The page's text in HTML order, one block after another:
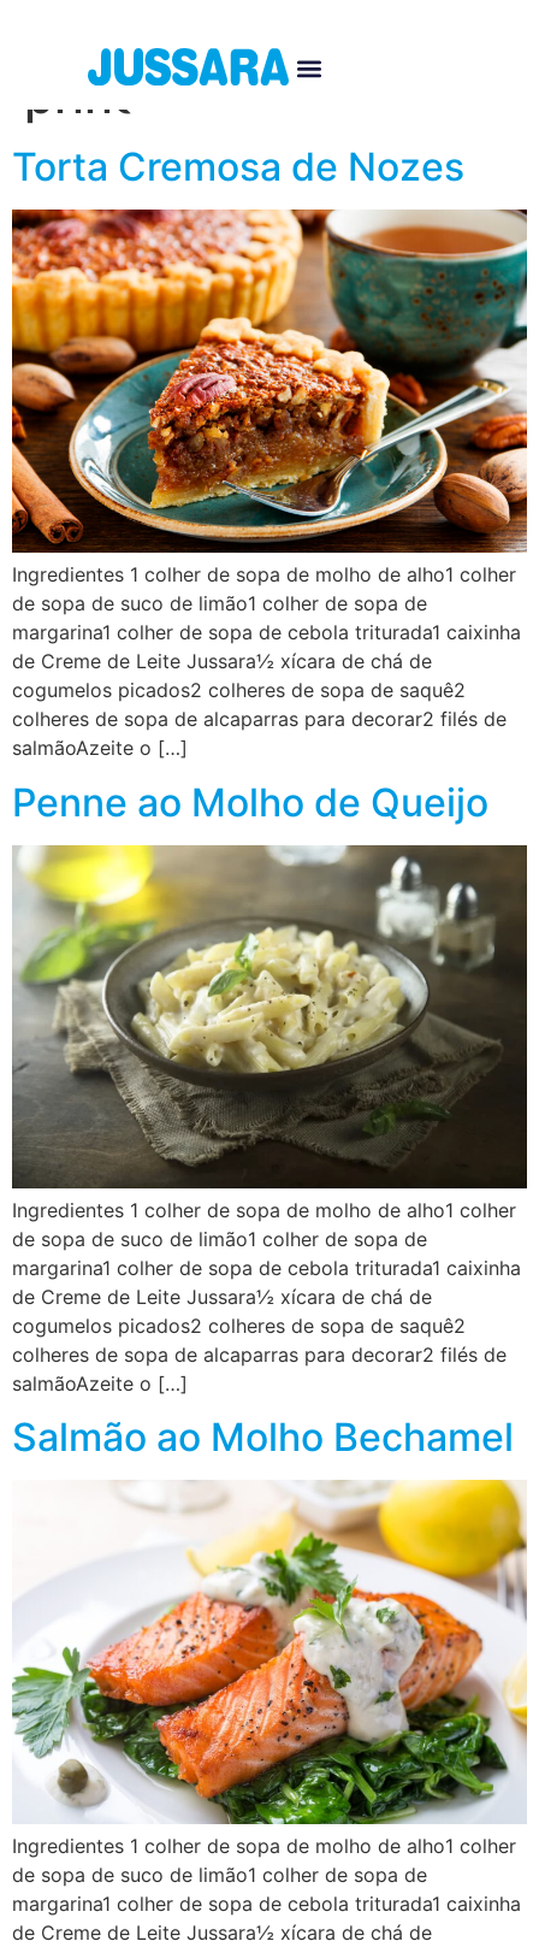
Categoria:pratos
principais
Torta Cremosa de Nozes
Ingredientes 1 colher de sopa de molho de alho1 colher
de sopa de suco de limão1 colher de sopa de
margarina1 colher de sopa de cebola triturada1 caixinha
de Creme de Leite Jussara½ xícara de chá de
cogumelos picados2 colheres de sopa de saquê2
colheres de sopa de alcaparras para decorar2 filés de
salmãoAzeite o […]
Penne ao Molho de Queijo
Ingredientes 1 colher de sopa de molho de alho1 colher
de sopa de suco de limão1 colher de sopa de
margarina1 colher de sopa de cebola triturada1 caixinha
de Creme de Leite Jussara½ xícara de chá de
cogumelos picados2 colheres de sopa de saquê2
colheres de sopa de alcaparras para decorar2 filés de
salmãoAzeite o […]
Salmão ao Molho Bechamel
Ingredientes 1 colher de sopa de molho de alho1 colher
de sopa de suco de limão1 colher de sopa de
margarina1 colher de sopa de cebola triturada1 caixinha
de Creme de Leite Jussara½ xícara de chá de